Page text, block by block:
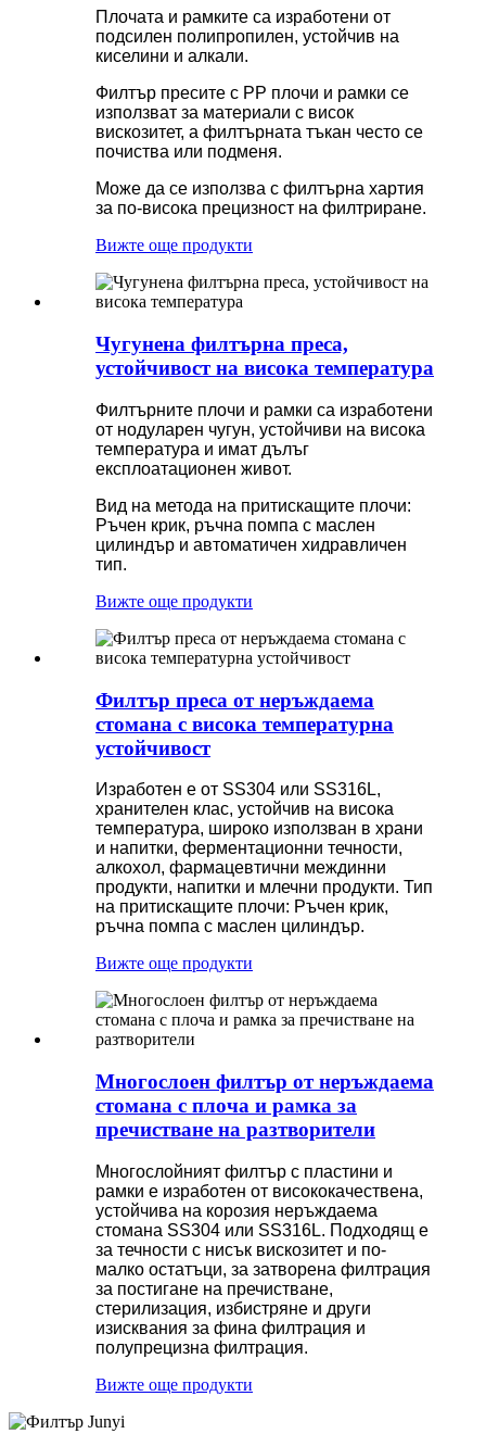
Плочата и рамките са изработени от
подсилен полипропилен, устойчив на
киселини и алкали.
Филтър пресите с PP плочи и рамки се
използват за материали с висок
вискозитет, а филтърната тъкан често се
почиства или подменя.
Може да се използва с филтърна хартия
за по-висока прецизност на филтриране.
Вижте още продукти
Чугунена филтърна преса,
устойчивост на висока температура
Филтърните плочи и рамки са изработени
от нодуларен чугун, устойчиви на висока
температура и имат дълъг
експлоатационен живот.
Вид на метода на притискащите плочи:
Ръчен крик, ръчна помпа с маслен
цилиндър и автоматичен хидравличен
тип.
Вижте още продукти
Филтър преса от неръждаема
стомана с висока температурна
устойчивост
Изработен е от SS304 или SS316L,
хранителен клас, устойчив на висока
температура, широко използван в храни
и напитки, ферментационни течности,
алкохол, фармацевтични междинни
продукти, напитки и млечни продукти. Тип
на притискащите плочи: Ръчен крик,
ръчна помпа с маслен цилиндър.
Вижте още продукти
Многослоен филтър от неръждаема
стомана с плоча и рамка за
пречистване на разтворители
Многослойният филтър с пластини и
рамки е изработен от висококачествена,
устойчива на корозия неръждаема
стомана SS304 или SS316L. Подходящ е
за течности с нисък вискозитет и по-
малко остатъци, за затворена филтрация
за постигане на пречистване,
стерилизация, избистряне и други
изисквания за фина филтрация и
полупрецизна филтрация.
Вижте още продукти